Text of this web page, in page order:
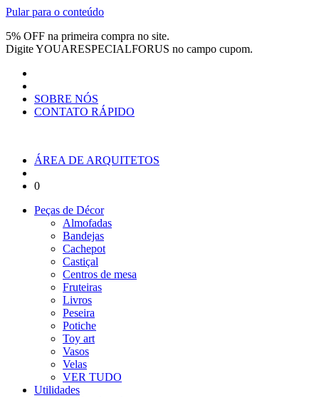
Pular para o conteúdo
5% OFF na primeira compra no site.
DigiteYOUARESPECIALFORUS no campo cupom.
SOBRE NÓS
CONTATO RÁPIDO
ÁREA DE ARQUITETOS
0
Peças de Décor
Almofadas
Bandejas
Cachepot
Castiçal
Centros de mesa
Fruteiras
Livros
Peseira
Potiche
Toy art
Vasos
Velas
VER TUDO
Utilidades